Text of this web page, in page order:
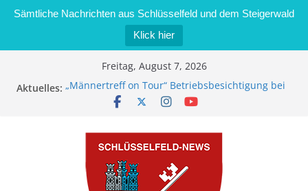
Sämtliche Nachrichten aus Schlüsselfeld und dem Steigerwald
Klick hier
Freitag, August 7, 2026
Aktuelles: „Männertreff on Tour“ Betriebsbesichtigung bei
der Schreinerei Zimmermann GmbH
Kontrolle
Stadt Schlüsselfeld bietet Online-Anmeldung für
Kindergartenplätze an
Dieseldiebstahl im Wert von 600 Euro